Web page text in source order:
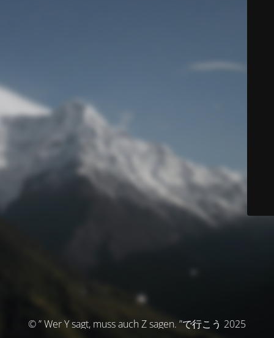
© ” Wer Y sagt, muss auch Z sagen. ”で行こう 2025